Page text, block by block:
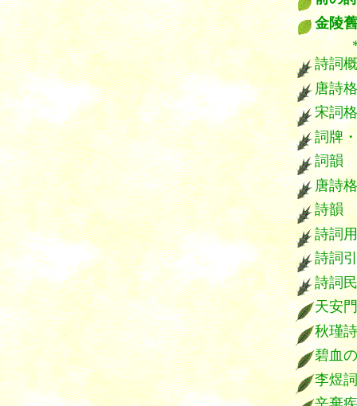
金陵
詩詞
唐詩
宋詞
詞牌
詞韻
唐詩
詩韻
詩詞
詩詞
詩詞
天安
秋瑾
碧血
李煜詞